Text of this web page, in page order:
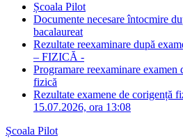
Școala Pilot
Documente necesare întocmire
bacalaureat
Rezultate reexaminare după
– FIZICĂ -
Programare reexaminare
fizică
Rezultate examene de corigență
15.07.2026, ora 13:08
Școala Pilot